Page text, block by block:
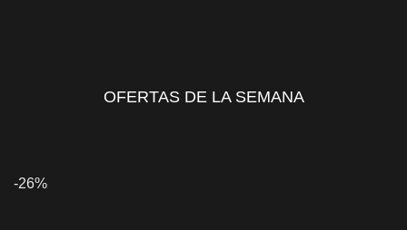
OFERTAS DE LA SEMANA
-26%